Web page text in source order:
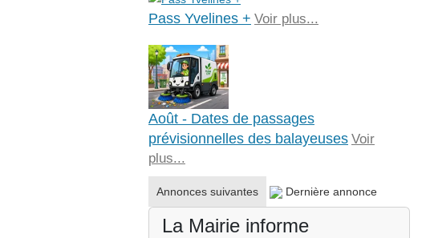
Pass Yvelines + Voir plus...
Août - Dates de passages
prévisionnelles des balayeuses Voir
plus...
Annonces suivantes Dernière annonce
La Mairie informe